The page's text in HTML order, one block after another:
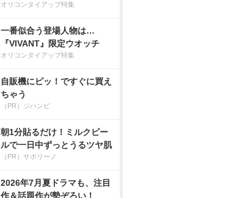
オリコンタイアップ特集
一番似合う登場人物は…
『VIVANT』限定ウオッチ
オリコンタイアップ特集
自販機にピッ！ですぐに買え
ちゃう
（PR）ジハンピ
朝1分貼るだけ！ミルクピー
ルで一日中ずっとうるツヤ肌
（PR）サボリーノ
2026年7月夏ドラマも、注目
作＆話題作が勢ぞろい！